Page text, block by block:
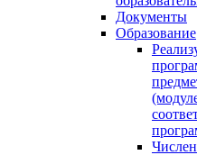
Документы
Образование